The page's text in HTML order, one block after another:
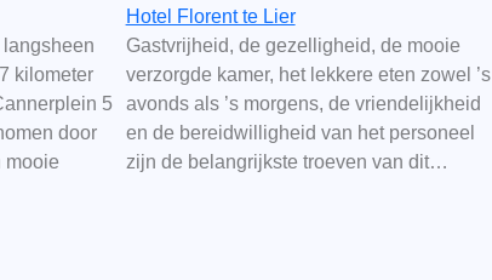
kilometer
5
door
mooie
Hotel Florent te Lier
Gastvrijheid, de gezelligheid, de mooie
verzorgde kamer, het lekkere eten zowel ’s
avonds als ’s morgens, de vriendelijkheid
en de bereidwilligheid van het personeel
zijn de belangrijkste troeven van dit…